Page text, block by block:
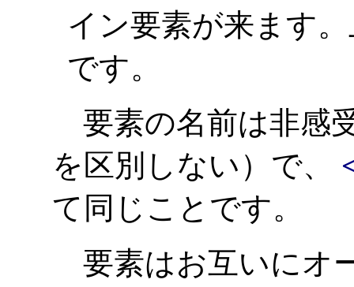
イン要素が来ます
です。
要素の名前は非感
を区別しない）で、
て同じことです。
要素はお互いにオ